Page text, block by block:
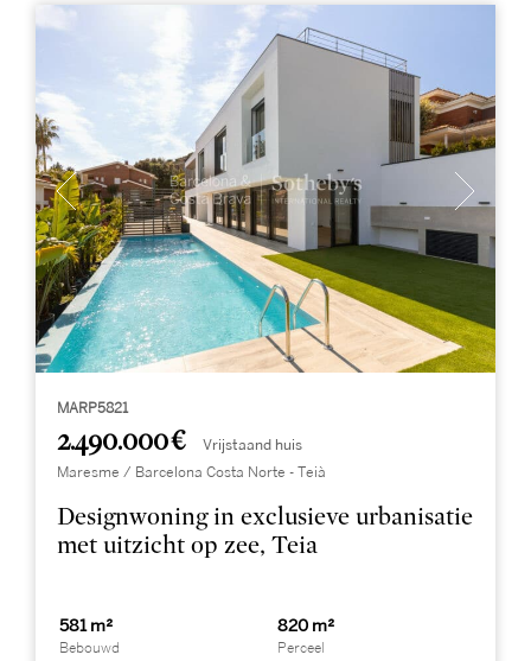
MARP5821
2.490.000 € Vrijstaand huis
Maresme / Barcelona Costa Norte - Teià
Designwoning in exclusieve urbanisatie
met uitzicht op zee, Teia
581 m²
Bebouwd
820 m²
Perceel